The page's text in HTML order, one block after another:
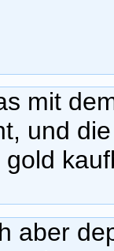
mit
und
gold
aber